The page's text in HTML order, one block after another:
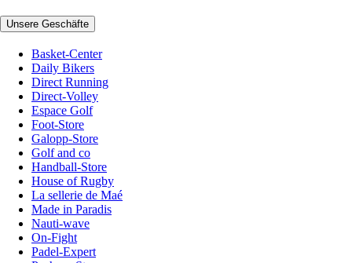
Unsere Geschäfte
Basket-Center
Daily Bikers
Direct Running
Direct-Volley
Espace Golf
Foot-Store
Galopp-Store
Golf and co
Handball-Store
House of Rugby
La sellerie de Maé
Made in Paradis
Nauti-wave
On-Fight
Padel-Expert